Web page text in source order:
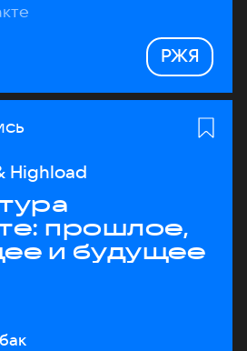
РЖЯ
Highload
прошлое,
и будущее